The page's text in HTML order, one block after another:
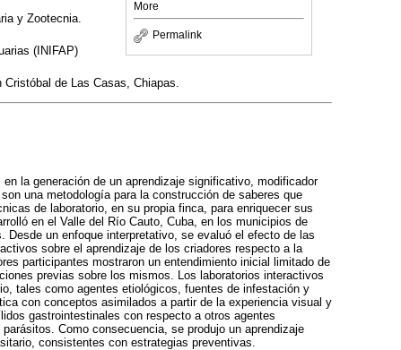
More
Permalink
y Zootecnia.
(INIFAP)
Cristóbal de Las Casas, Chiapas.
la generación de un aprendizaje significativo, modificador
una metodología para la construcción de saberes que
de laboratorio, en su propia finca, para enriquecer sus
en el Valle del Río Cauto, Cuba, en los municipios de
un enfoque interpretativo, se evaluó el efecto de las
sobre el aprendizaje de los criadores respecto a la
participantes mostraron un entendimiento inicial limitado de
previas sobre los mismos. Los laboratorios interactivos
tales como agentes etiológicos, fuentes de infestación y
con conceptos asimilados a partir de la experiencia visual y
gastrointestinales con respecto a otros agentes
Como consecuencia, se produjo un aprendizaje
consistentes con estrategias preventivas.